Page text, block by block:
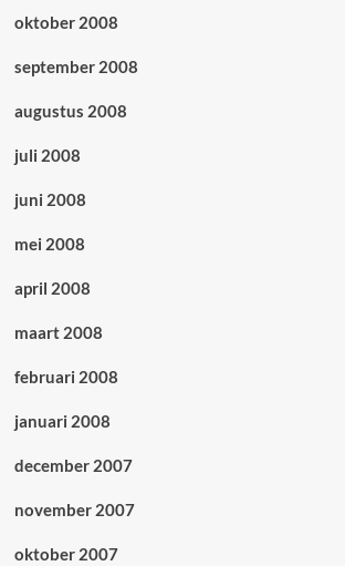
oktober 2008
september 2008
augustus 2008
juli 2008
juni 2008
mei 2008
april 2008
maart 2008
februari 2008
januari 2008
december 2007
november 2007
oktober 2007